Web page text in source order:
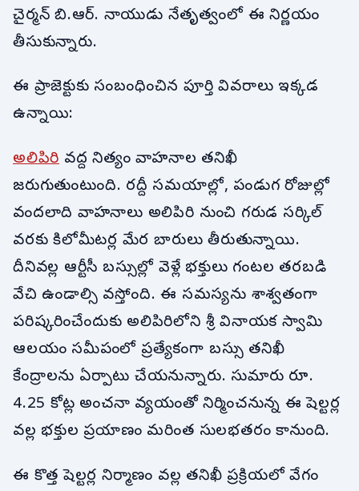
చైర్మన్ బి.ఆర్. నాయుడు నేతృత్వంలో ఈ నిర్ణయం
తీసుకున్నారు.
ఈ ప్రాజెక్టుకు సంబంధించిన పూర్తి వివరాలు ఇక్కడ
ఉన్నాయి:
అలిపిరి వద్ద నిత్యం వాహనాల తనిఖీ
జరుగుతుంటుంది. రద్దీ సమయాల్లో, పండుగ రోజుల్లో
వందలాది వాహనాలు అలిపిరి నుంచి గరుడ సర్కిల్
వరకు కిలోమీటర్ల మేర బారులు తీరుతున్నాయి.
దీనివల్ల ఆర్టీసీ బస్సుల్లో వెళ్లే భక్తులు గంటల తరబడి
వేచి ఉండాల్సి వస్తోంది. ఈ సమస్యను శాశ్వతంగా
పరిష్కరించేందుకు అలిపిరిలోని శ్రీ వినాయక స్వామి
ఆలయం సమీపంలో ప్రత్యేకంగా బస్సు తనిఖీ
కేంద్రాలను ఏర్పాటు చేయనున్నారు. సుమారు రూ.
4.25 కోట్ల అంచనా వ్యయంతో నిర్మించనున్న ఈ షెల్టర్ల
వల్ల భక్తుల ప్రయాణం మరింత సులభతరం కానుంది.
ఈ కొత్త షెల్టర్ల నిర్మాణం వల్ల తనిఖీ ప్రక్రియలో వేగం